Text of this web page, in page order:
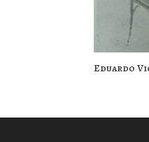
Eduardo